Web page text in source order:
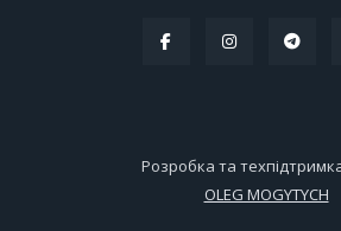
Розробка та
OLEG MOGYTYCH